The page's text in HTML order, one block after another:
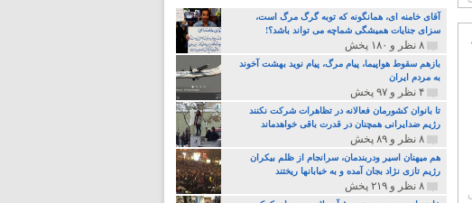
آقای خامنه ای، همانگونه که توبه گرگ مرگ است،
سزای جنایات همیشگی شماچه می تواند باشد؟!
۸ نظر و ۱۸۰ پخش
بازهم سقوط هواپیما، پیام مرگ، پیام نوید بهشت آخوند
به مردم ایران
۴ نظر و ۹۷ پخش
تا بانوان کشورمان فعالانه در تظاهرات شرکت نکنند
رژیم ضدایرانی همچنان در قدرت باقی خواهدماند
۸ نظر و ۸۹ پخش
هم میهنان اسیر ودربندمان، سرانجام از ظلم بیکران
رژیم تازی نژاد بجان آمده و به خبابانها ریختند
۸ نظر و ۲۱۹ پخش